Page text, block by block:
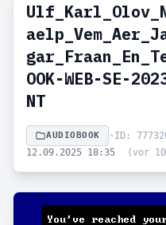
OOK-WEB-SE-
NT
AUDIOBOOK • ID:
12.09.2025 18:35
(vor